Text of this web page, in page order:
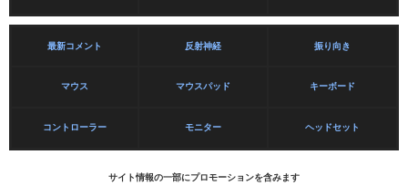
最新コメント 反射神経 振り向き
マウス マウスパッド キーボード
コントローラー モニター ヘッドセット
サイト情報の一部にプロモーションを含みます